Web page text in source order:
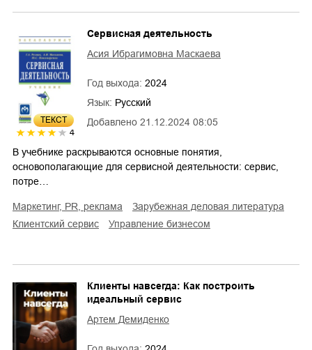
ТЕКСТ
4
Добавлено 21.12.2024 08:05
Сервисная деятельность
Асия Ибрагимовна Маскаева
Год выхода: 2024
Язык: Русский
В учебнике раскрываются основные понятия,
основополагающие для сервисной деятельности: сервис,
потре…
маркетинг, PR, реклама
зарубежная деловая литература
клиентский сервис
управление бизнесом
Клиенты навсегда: Как построить
идеальный сервис
Артем Демиденко